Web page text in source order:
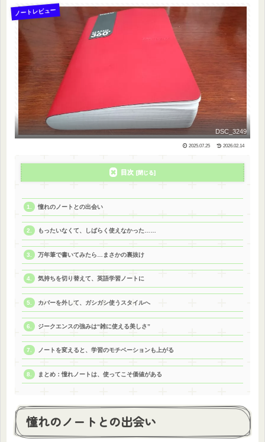
ノートレビュー
DSC_3249
2025.07.25 2026.02.14
目次
憧れのノートとの出会い
もったいなくて、しばらく使えなかった……
万年筆で書いてみたら…まさかの裏抜け
気持ちを切り替えて、英語学習ノートに
カバーを外して、ガシガシ使うスタイルへ
ジークエンスの強みは“雑に使える美しさ”
ノートを変えると、学習のモチベーションも上がる
まとめ：憧れノートは、使ってこそ価値がある
憧れのノートとの出会い